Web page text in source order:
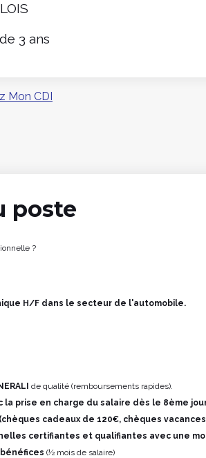
3 ans
Mon CDI
poste
?
H/F dans le secteur de l'automobile.
de qualité (remboursements rapides).
la prise en charge du salaire dès le 8ème
cadeaux de 120€, chèques
certifiantes et qualifiantes avec une
(½ mois de salaire)